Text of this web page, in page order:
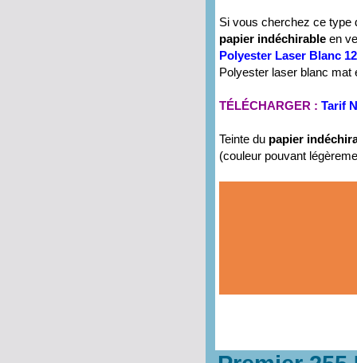
Si vous cherchez ce type
papier indéchirable en
Polyester Laser Blanc
Polyester laser blanc mat
TÉLÉCHARGER : Tarif
Teinte du papier
(couleur pouvant